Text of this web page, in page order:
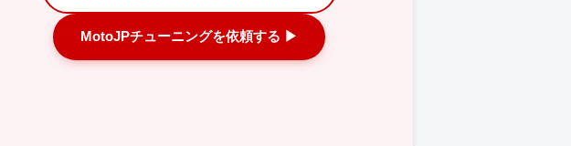
MotoJPチューニングを依頼する ▶